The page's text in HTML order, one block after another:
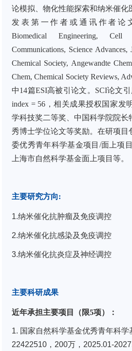
论模拟、物化性能探索和纳米催化
发表第一作者或通讯作者论
Biomedical Engineering, Cell
Communications, Science
Chemical Society, Angewandte
Chem, Chemical Society Reviews,
中14篇ESI高被引论文。SCI论文
index = 56，相关成果授权国家发
学科技奖二等奖、中国科学院院长
秀博士学位论文等奖励。在研项目
委优秀青年科学基金项目/面上项
上海市自然科学基金面上项目等。
主要研究方向:
1.纳米催化抗肿瘤及免疫调控
2.纳米催化抗感染及免疫调控
3.纳米催化抗炎症及神经调控
主要科研成果
近年承担主要项目（限5项）：
1. 国家自然科学基金优秀青年科学
22422510，200万，2025.01-